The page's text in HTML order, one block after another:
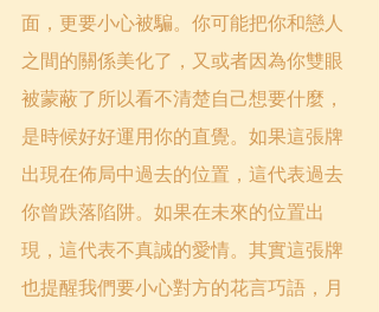
面，更要小心被騙。你可能把你和戀人
之間的關係美化了，又或者因為你雙眼
被蒙蔽了所以看不清楚自己想要什麼，
是時候好好運用你的直覺。如果這張牌
出現在佈局中過去的位置，這代表過去
你曾跌落陷阱。如果在未來的位置出
現，這代表不真誠的愛情。其實這張牌
也提醒我們要小心對方的花言巧語，月